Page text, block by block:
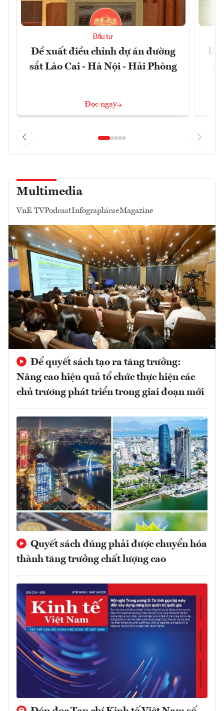
Đầu tư
Đề xuất điều chỉnh dự án đường
sắt Lào Cai - Hà Nội - Hải Phòng
Đọc ngay
Multimedia
VnE TVPodcastInfographicseMagazine
Để quyết sách tạo ra tăng trưởng:
Nâng cao hiệu quả tổ chức thực hiện các
chủ trương phát triển trong giai đoạn mới
Quyết sách đúng phải được chuyển hóa
thành tăng trưởng chất lượng cao